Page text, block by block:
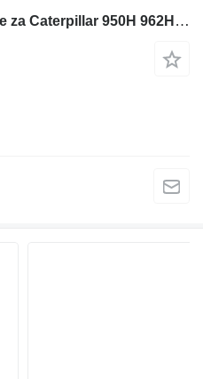
Caterpillar 3582365 ožičenje za Caterpillar 950H 962H 972H 966H IT62H prednjeg utovarivača